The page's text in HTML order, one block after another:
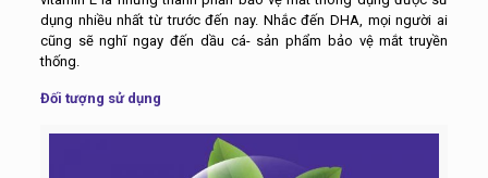
dụng nhiều nhất từ trước đến nay. Nhắc đến DHA, mọi người ai
cũng sẽ nghĩ ngay đến dầu cá- sản phẩm bảo vệ mắt truyền
thống.
Đối tượng sử dụng